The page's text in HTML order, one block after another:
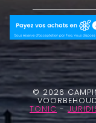
© 2026
TONIC-